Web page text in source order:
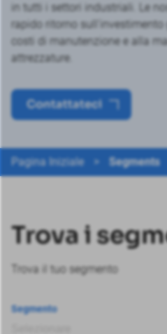
in tutti i settori industriali. Le
rapido ritorno sull'investimento
costi di manutenzione e alla
attrezzature.
Contattateci
Pagina Iniziale > Segments
Trova i
Trova il tuo segmento
Segmento